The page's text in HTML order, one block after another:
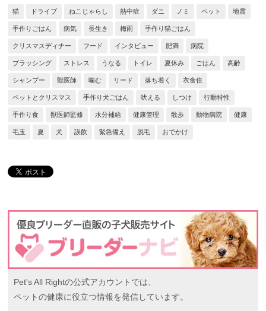
猫 ドライブ ねこじゃらし 熱中症 ダニ ノミ ペット 地震
手作りごはん 病気 長生き 梅雨 手作り猫ごはん
クリスマスディナー フード インタビュー 肥満 病院
ブラッシング ストレス うなる トイレ 夏休み ごはん 高齢
シャンプー 獣医師 噛む リード 落ち着く 衣食住
ペットとクリスマス 手作り犬ごはん 吠える しつけ 行動特性
手作り食 獣医師監修 水分補給 健康管理 散歩 動物病院 健康
毛玉 夏 犬 誤飲 緊急備え 脱毛 おでかけ
Pet's All Rightの公式アカウントでは、
ペットの健康に役立つ情報を発信しています。